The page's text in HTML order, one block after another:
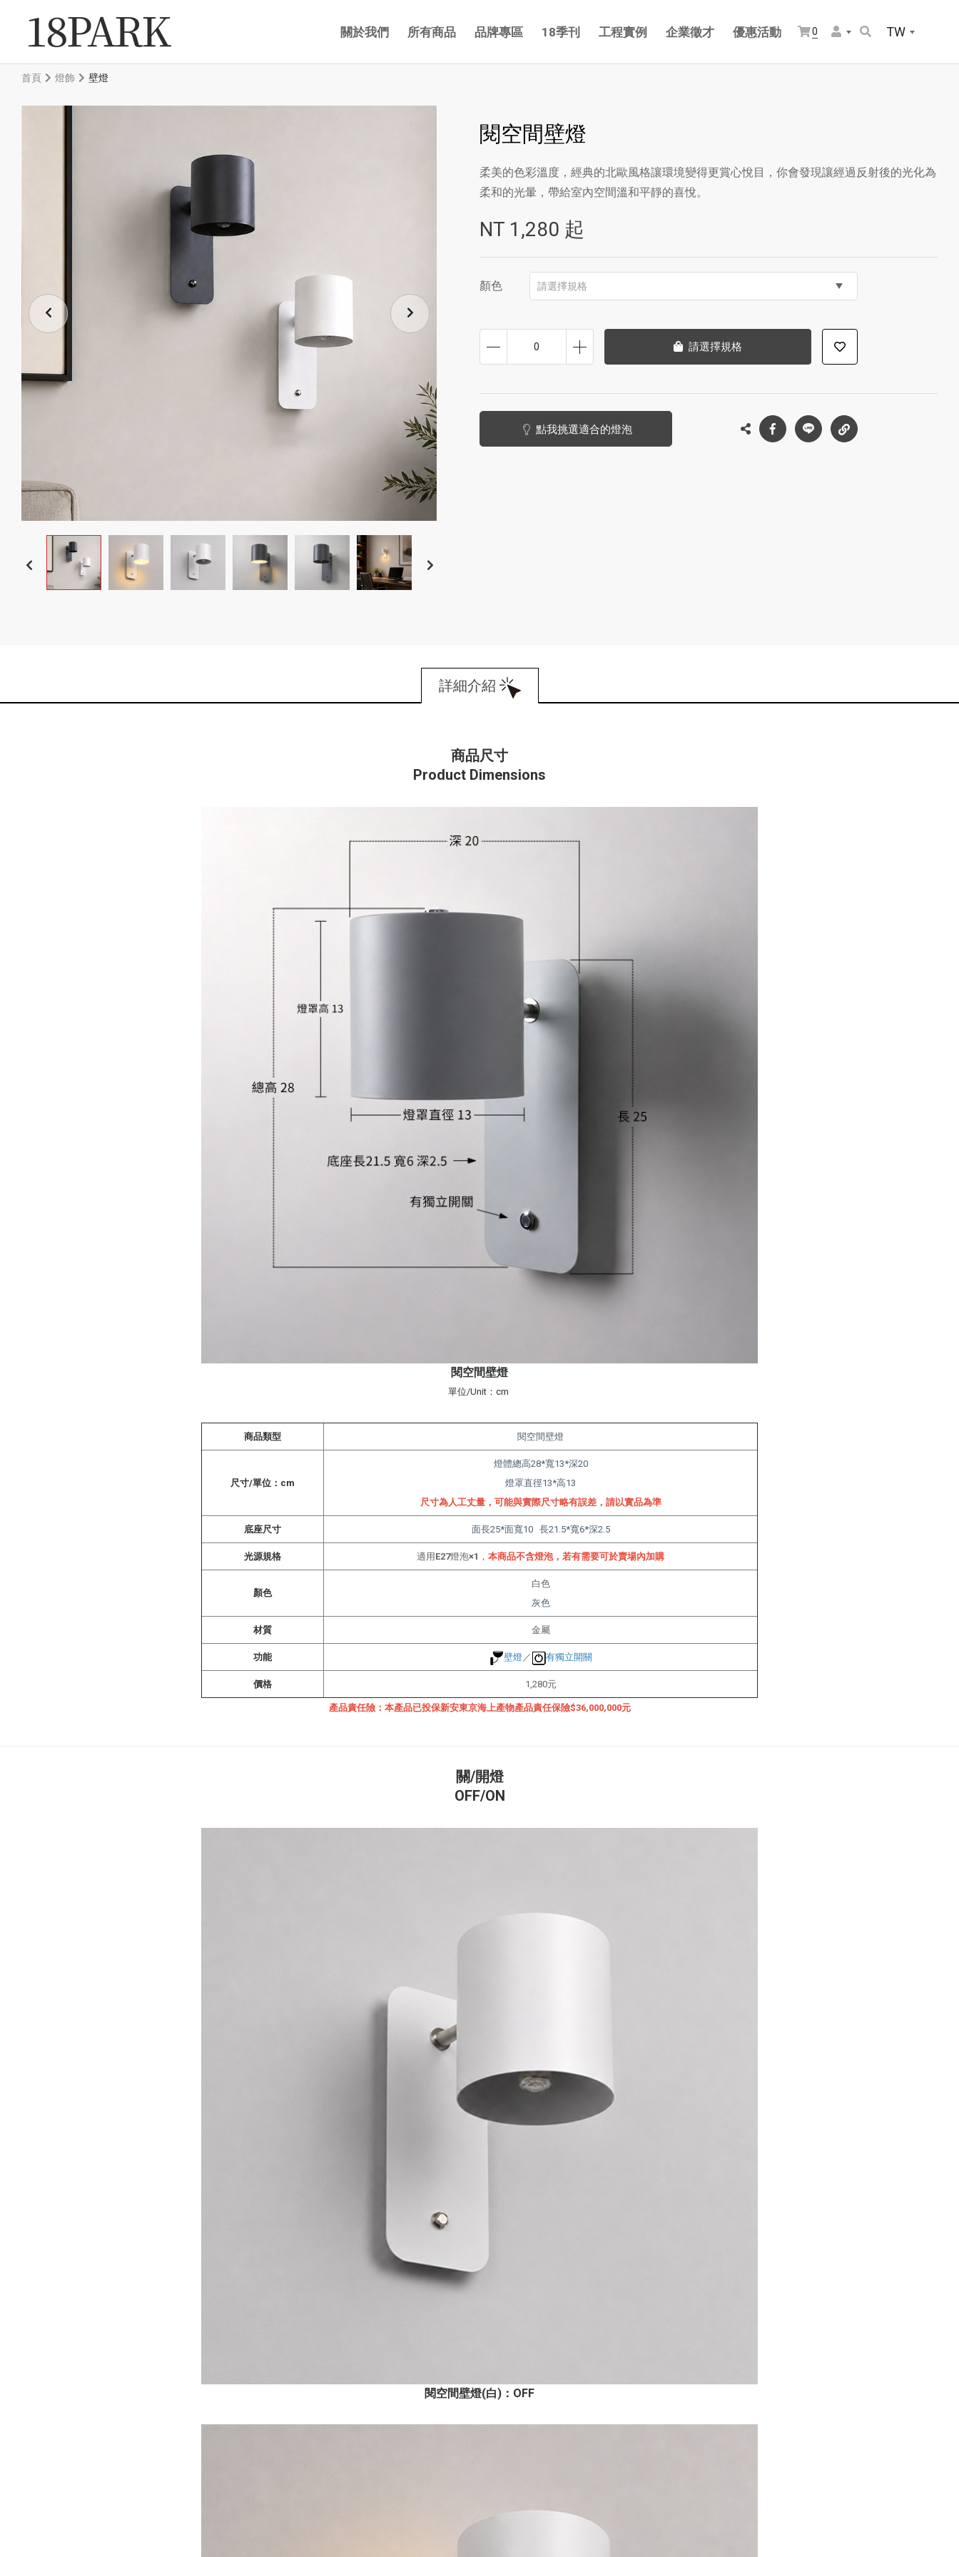
關於我們 所有商品 品牌專區 18季刊 工程實例 企業徵才 優惠活動 0 TW
首頁 燈飾 壁燈
閱空間壁燈
柔美的色彩溫度，經典的北歐風格讓環境變得更賞心悅目，你會發現讓經過反射後的光化為
柔和的光暈，帶給室內空間溫和平靜的喜悅。
NT 1,280 起
顏色 請選擇規格
0 請選擇規格
點我挑選適合的燈泡
詳細介紹
商品尺寸
Product Dimensions
閱空間壁燈
單位/Unit：cm
商品類型 閱空間壁燈
尺寸/單位：cm
燈體總高28*寬13*深20
燈罩直徑13*高13
尺寸為人工丈量， 可能與實際尺寸略有誤差， 請以實品為準
底座尺寸 面長25*面寬10 長21.5*寬6*深2.5
光源規格 適用 E27燈泡×1 ， 本商品不含燈泡， 若有需要可於賣場內加購
顏色
白色
灰色
材質 金屬
功能 壁燈／ 有獨立開關
價格 1,280元
產品責任險：本產品已投保新安東京海上產物產品責任保險$36,000,000元
關/開燈
OFF/ON
閱空間壁燈(白) ：OFF